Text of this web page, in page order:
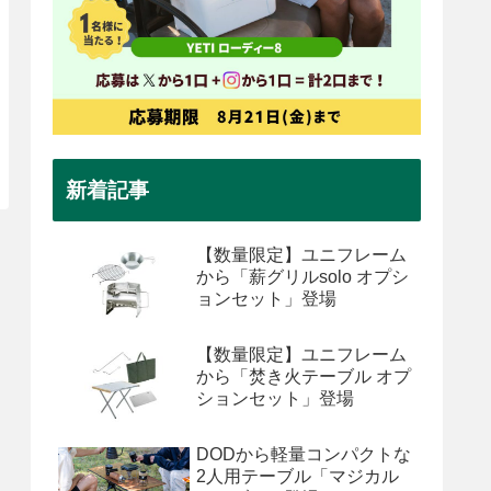
新着記事
【数量限定】ユニフレーム
から「薪グリルsolo オプシ
ョンセット」登場
【数量限定】ユニフレーム
から「焚き火テーブル オプ
ションセット」登場
DODから軽量コンパクトな
2人用テーブル「マジカル